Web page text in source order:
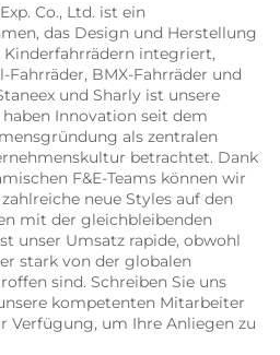
Co., Ltd. ist ein
das Design und Herstellung
integriert,
Fahrräder, BMX-Fahrräder und
und Sharly ist unsere
Innovation seit dem
als zentralen
betrachtet. Dank
F&E-Teams können wir
neue Styles auf den
mit der gleichbleibenden
unser Umsatz rapide, obwohl
stark von der globalen
sind. Schreiben Sie uns
kompetenten Mitarbeiter
Verfügung, um Ihre Anliegen zu